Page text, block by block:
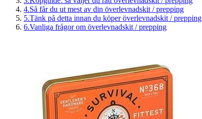
4.Så får du ut mest av din överlevnadskit / prepping
5.Tänk på detta innan du köper överlevnadskit / prepping
6.Vanliga frågor om överlevnadskit / prepping